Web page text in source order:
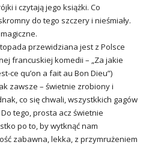
i czytają jego książki. Co
do tego szczery i nieśmiały.
przewidziana jest z Polsce
francuskiej komedii – „Za jakie
ce qu’on a fait au Bon Dieu”)
zawsze – świetnie zrobiony i
co się chwali, wszystkkich gagów
tego, prosta acz świetnie
po to, by wytknąć nam
zabawna, lekka, z przymrużeniem